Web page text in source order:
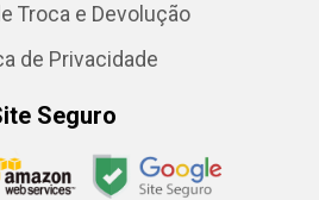
Troca e Devolução
de Privacidade
Seguro